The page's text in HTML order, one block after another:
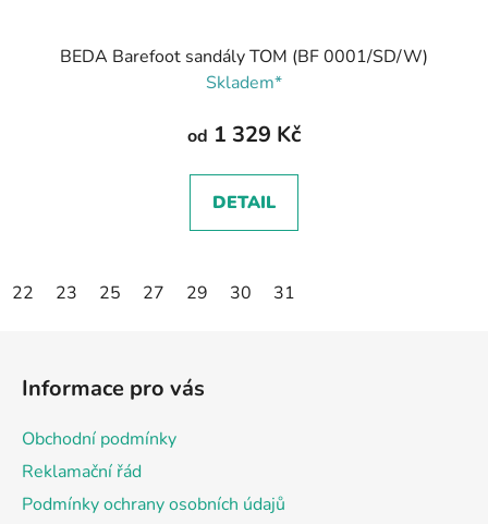
BEDA Barefoot sandály TOM (BF 0001/SD/W)
Skladem*
od 1 329 Kč
DETAIL
22 23 25 27 29 30 31
Informace pro vás
Obchodní podmínky
Reklamační řád
Podmínky ochrany osobních údajů